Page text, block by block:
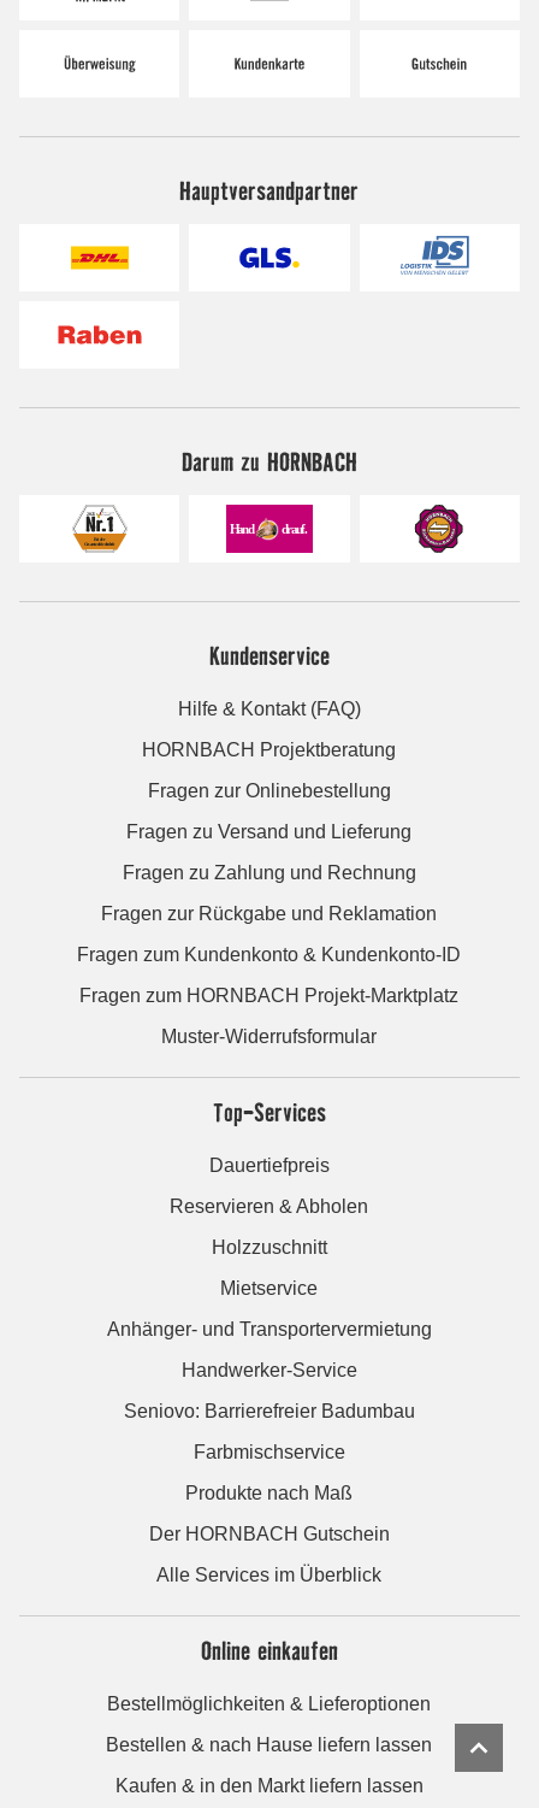
Hauptversandpartner
Darum zu HORNBACH
Kundenservice
Hilfe & Kontakt (FAQ)
HORNBACH Projektberatung
Fragen zur Onlinebestellung
Fragen zu Versand und Lieferung
Fragen zu Zahlung und Rechnung
Fragen zur Rückgabe und Reklamation
Fragen zum Kundenkonto & Kundenkonto-ID
Fragen zum HORNBACH Projekt-Marktplatz
Muster-Widerrufsformular
Top-Services
Dauertiefpreis
Reservieren & Abholen
Holzzuschnitt
Mietservice
Anhänger- und Transportervermietung
Handwerker-Service
Seniovo: Barrierefreier Badumbau
Farbmischservice
Produkte nach Maß
Der HORNBACH Gutschein
Alle Services im Überblick
Online einkaufen
Bestellmöglichkeiten & Lieferoptionen
Bestellen & nach Hause liefern lassen
Kaufen & in den Markt liefern lassen